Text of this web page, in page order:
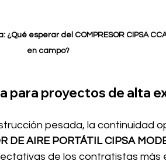
esperar del COMPRESOR CIPSA
en campo?
para proyectos de alta
pesada, la continuidad
DE AIRE PORTÁTIL CIPSA
de los contratistas más